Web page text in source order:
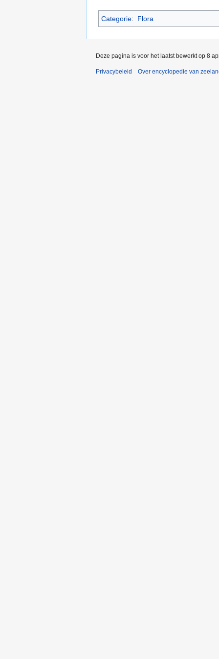
Categorie: Flora
Deze pagina is voor het laatst bewerkt op 8
Privacybeleid Over encyclopedie van